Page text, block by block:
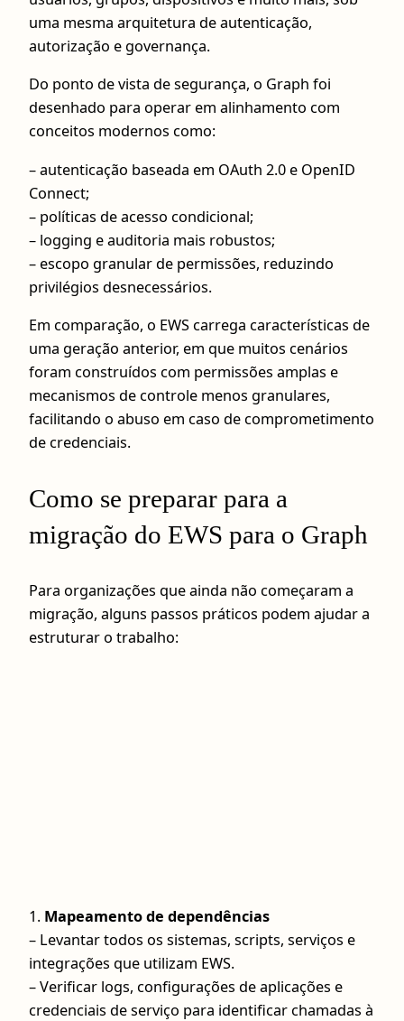
uma mesma arquitetura de autenticação,
autorização e governança.
Do ponto de vista de segurança, o Graph foi
desenhado para operar em alinhamento com
conceitos modernos como:
– autenticação baseada em OAuth 2.0 e OpenID
Connect;
– políticas de acesso condicional;
– logging e auditoria mais robustos;
– escopo granular de permissões, reduzindo
privilégios desnecessários.
Em comparação, o EWS carrega características de
uma geração anterior, em que muitos cenários
foram construídos com permissões amplas e
mecanismos de controle menos granulares,
facilitando o abuso em caso de comprometimento
de credenciais.
Como se preparar para a
migração do EWS para o Graph
Para organizações que ainda não começaram a
migração, alguns passos práticos podem ajudar a
estruturar o trabalho:
1. Mapeamento de dependências
– Levantar todos os sistemas, scripts, serviços e
integrações que utilizam EWS.
– Verificar logs, configurações de aplicações e
credenciais de serviço para identificar chamadas à